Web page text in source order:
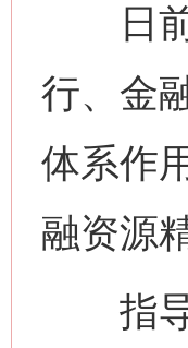
日前
行、金
体系作
融资源
指导